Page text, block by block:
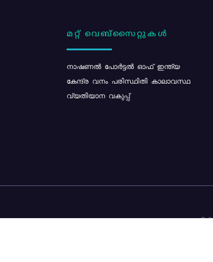
മറ്റ് വെബ്സൈറ്റുകൾ
നാഷണൽ പോർട്ടൽ ഓഫ് ഇന്ത്യ
കേന്ദ്ര വനം പരിസ്ഥിതി കാലാവസ്ഥ
വ്യതിയാന വകുപ്പ്